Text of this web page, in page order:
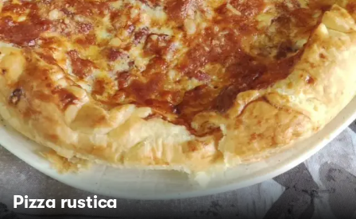
Pizza rustica